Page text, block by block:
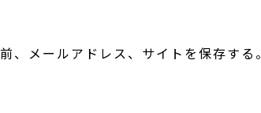
メールアドレス、サイトを保存する。